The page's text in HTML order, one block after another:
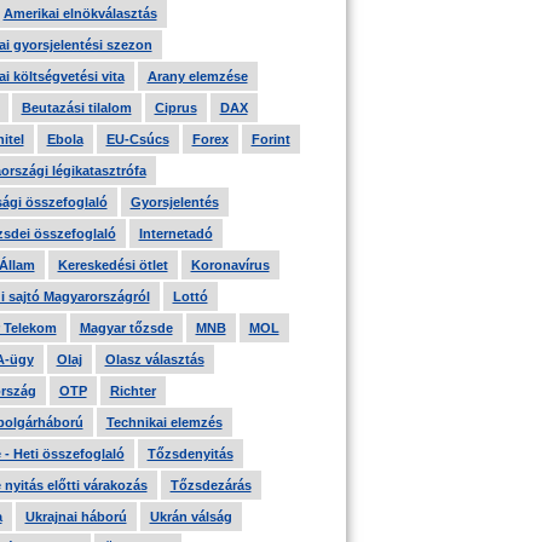
Amerikai elnökválasztás
gyorsjelentési szezon
költségvetési vita Arany elemzése
Beutazási tilalom Ciprus DAX
Ebola EU-Csúcs Forex Forint
légikatasztrófa
összefoglaló Gyorsjelentés
összefoglaló Internetadó
Kereskedési ötlet Koronavírus
sajtó Magyarországról Lottó
Telekom Magyar tőzsde MNB MOL
ügy Olaj Olasz választás
OTP Richter
Technikai elemzés
- Heti összefoglaló Tőzsdenyitás
nyitás előtti várakozás Tőzsdezárás
Ukrajnai háború Ukrán válság